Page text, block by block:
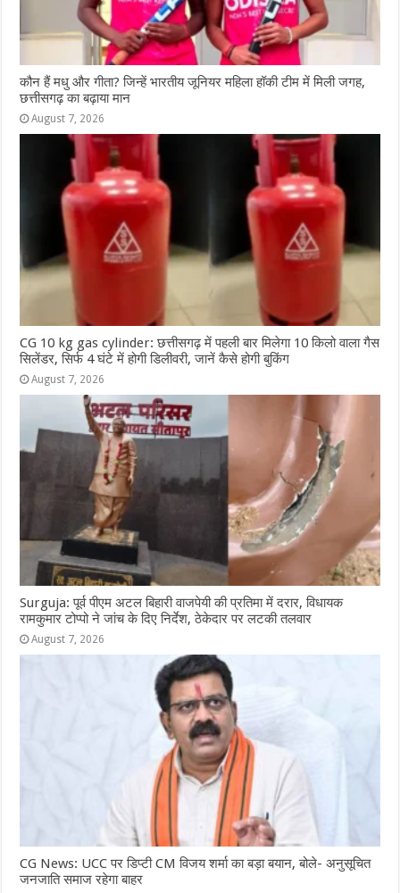
कौन हैं मधु और गीता? जिन्हें भारतीय जूनियर महिला हॉकी टीम में मिली जगह,
छत्तीसगढ़ का बढ़ाया मान
August 7, 2026
CG 10 kg gas cylinder: छत्तीसगढ़ में पहली बार मिलेगा 10 किलो वाला गैस
सिलेंडर, सिर्फ 4 घंटे में होगी डिलीवरी, जानें कैसे होगी बुकिंग
August 7, 2026
Surguja: पूर्व पीएम अटल बिहारी वाजपेयी की प्रतिमा में दरार, विधायक
रामकुमार टोप्पो ने जांच के दिए निर्देश, ठेकेदार पर लटकी तलवार
August 7, 2026
CG News: UCC पर डिप्टी CM विजय शर्मा का बड़ा बयान, बोले- अनुसूचित
जनजाति समाज रहेगा बाहर